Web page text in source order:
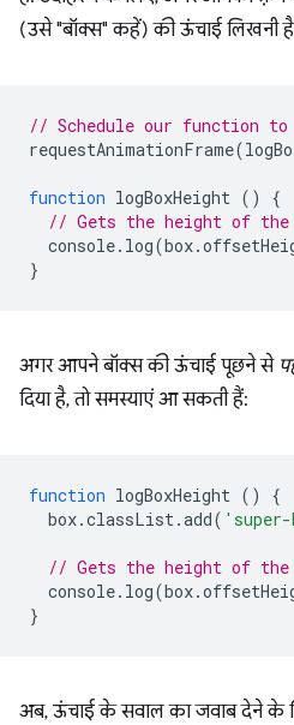
(उसे "बॉक्स" कहें) की ऊंचाई लिखनी
// Schedule our function
requestAnimationFrame(
function logBoxHeight ()
{
// Gets the height of
console. log(box.
}
अगर आपने बॉक्स की ऊंचाई पूछने से
दिया है, तो समस्याएं आ सकती हैं:
function logBoxHeight ()
{
box.classList.add(
// Gets the height of
console. log(box.
}
अब, ऊंचाई के सवाल का जवाब देने के